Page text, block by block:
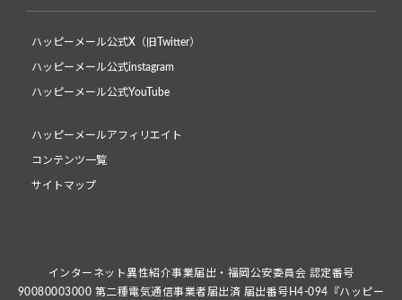
ハッピーメール公式X（旧Twitter）
ハッピーメール公式instagram
ハッピーメール公式YouTube
ハッピーメールアフィリエイト
コンテンツ一覧
サイトマップ
インターネット異性紹介事業届出・福岡公安委員会 認定番号
90080003000 第二種電気通信事業者届出済 届出番号H4-094『ハッピー